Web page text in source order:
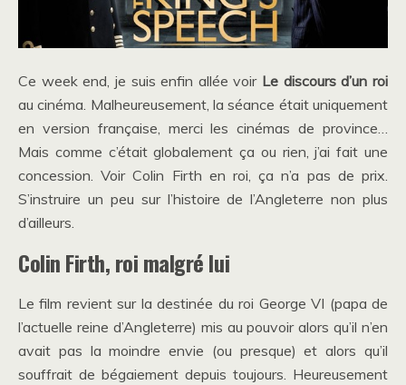
Ce week end, je suis enfin allée voir Le discours d’un roi
au cinéma. Malheureusement, la séance était uniquement
en version française, merci les cinémas de province…
Mais comme c’était globalement ça ou rien, j’ai fait une
concession. Voir Colin Firth en roi, ça n’a pas de prix.
S’instruire un peu sur l’histoire de l’Angleterre non plus
d’ailleurs.
Colin Firth, roi malgré lui
Le film revient sur la destinée du roi George VI (papa de
l’actuelle reine d’Angleterre) mis au pouvoir alors qu’il n’en
avait pas la moindre envie (ou presque) et alors qu’il
souffrait de bégaiement depuis toujours. Heureusement